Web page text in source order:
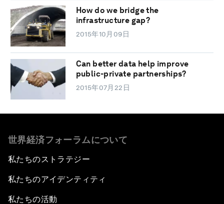
How do we bridge the
infrastructure gap?
2015年10月09日
Can better data help improve
public-private partnerships?
2015年07月22日
世界経済フォーラムについて
私たちのストラテジー
私たちのアイデンティティ
私たちの活動